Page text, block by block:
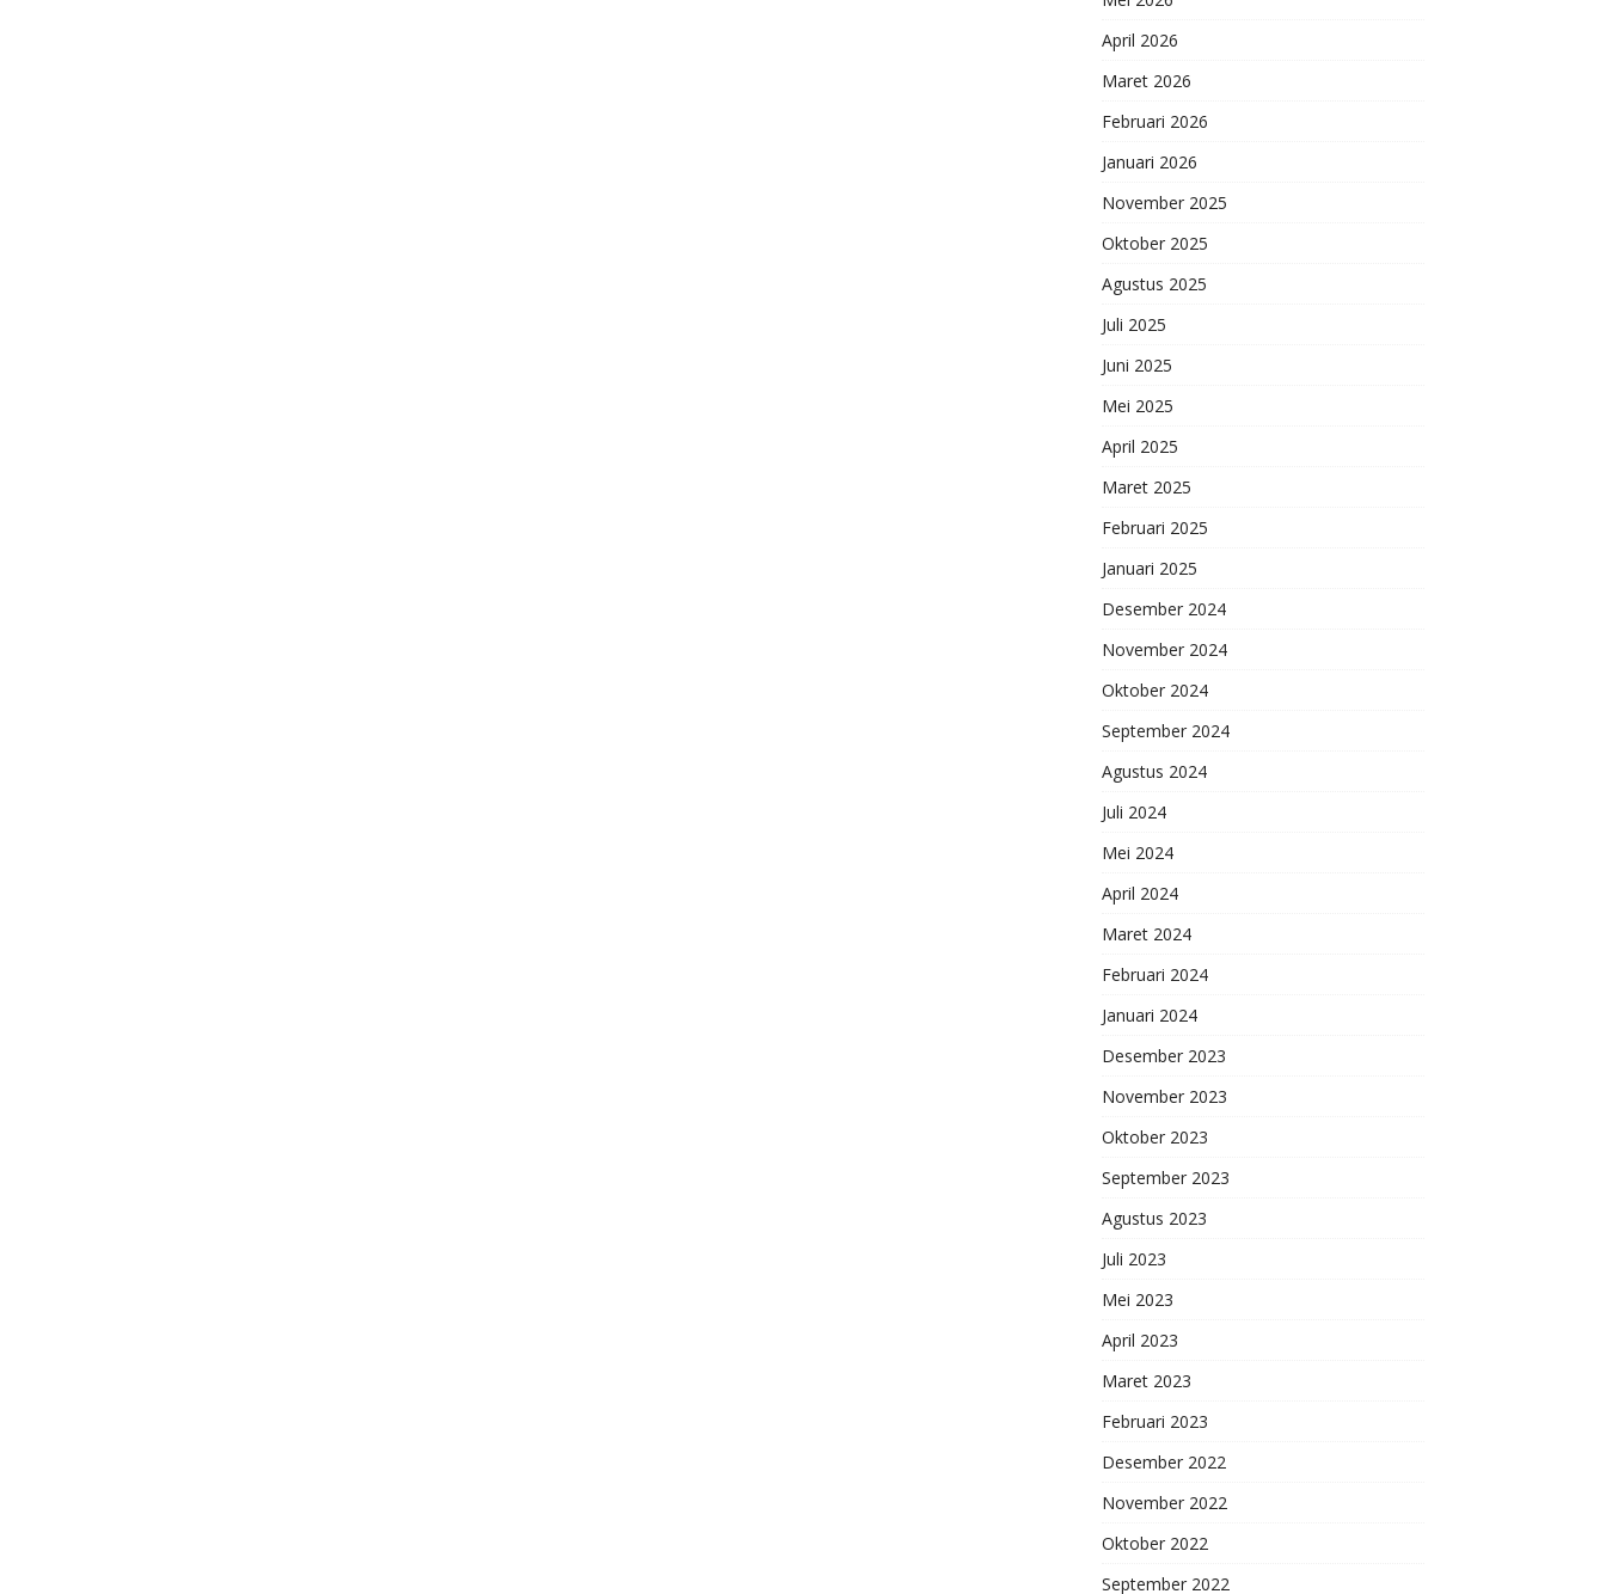
April 2026
Maret 2026
Februari 2026
Januari 2026
November 2025
Oktober 2025
Agustus 2025
Juli 2025
Juni 2025
Mei 2025
April 2025
Maret 2025
Februari 2025
Januari 2025
Desember 2024
November 2024
Oktober 2024
September 2024
Agustus 2024
Juli 2024
Mei 2024
April 2024
Maret 2024
Februari 2024
Januari 2024
Desember 2023
November 2023
Oktober 2023
September 2023
Agustus 2023
Juli 2023
Mei 2023
April 2023
Maret 2023
Februari 2023
Desember 2022
November 2022
Oktober 2022
September 2022